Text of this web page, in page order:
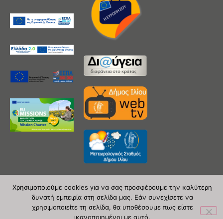
Copyright 2020 © Δήμος Ιλίου
Χρησιμοποιούμε cookies για να σας προσφέρουμε την καλύτερη
δυνατή εμπειρία στη σελίδα μας. Εάν συνεχίσετε να
χρησιμοποιείτε τη σελίδα, θα υποθέσουμε πως είστε
ικανοποιημένοι με αυτό.